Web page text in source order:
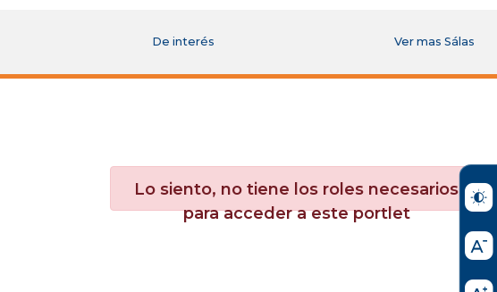
De interés Ver mas Sálas
Lo siento, no tiene los roles necesarios
para acceder a este portlet